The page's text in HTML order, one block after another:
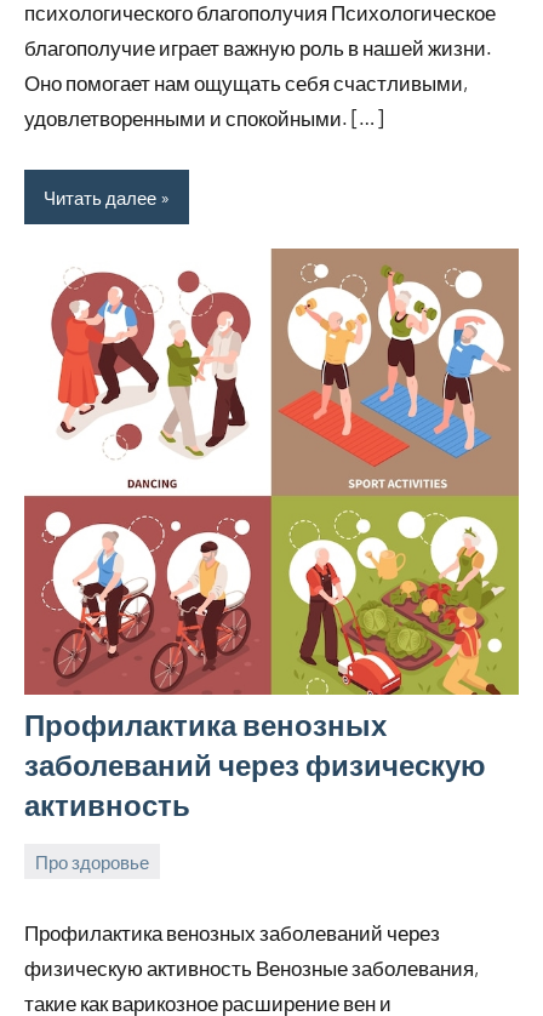
психологического благополучия Психологическое
благополучие играет важную роль в нашей жизни.
Оно помогает нам ощущать себя счастливыми,
удовлетворенными и спокойными. […]
Читать далее
Профилактика венозных
заболеваний через физическую
активность
Про здоровье
2024
rezhimraboty
Нет
Профилактика венозных заболеваний через
физическую активность Венозные заболевания,
такие как варикозное расширение вен и